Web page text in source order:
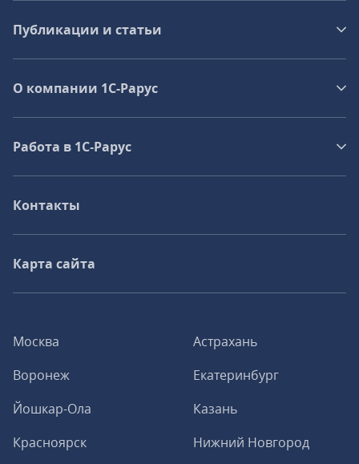
Москва
Астрахань
Воронеж
Екатеринбург
Йошкар-Ола
Казань
Красноярск
Нижний Новгород
Публикации и статьи
О компании 1C-Рарус
Работа в 1С‑Рарус
Контакты
Карта сайта